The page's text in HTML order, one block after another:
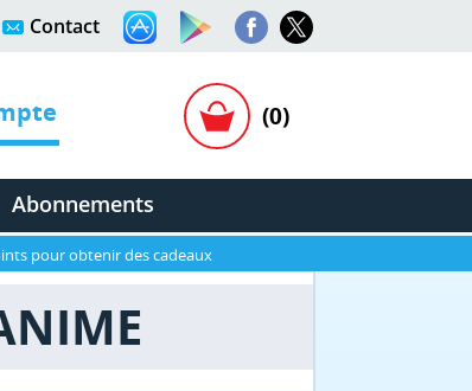
Contact
(0)
Abonnements
pour obtenir des cadeaux